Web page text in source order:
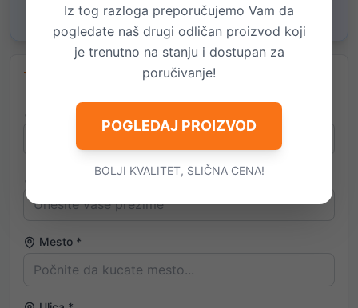
Iz tog razloga preporučujemo Vam da
pogledate naš drugi odličan proizvod koji
je trenutno na stanju i dostupan za
poručivanje!
POGLEDAJ PROIZVOD
BOLJI KVALITET, SLIČNA CENA!
Podaci za narudžbinu
Mesto *